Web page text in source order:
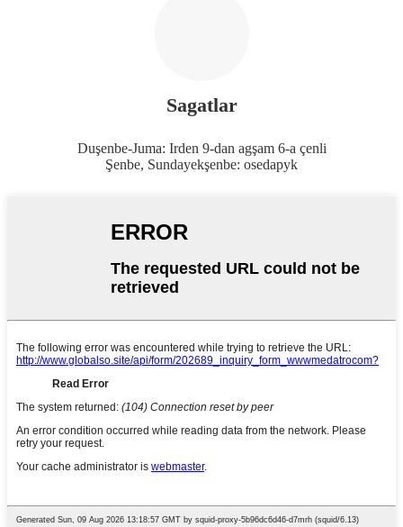
Sagatlar
Duşenbe-Juma: Irden 9-dan agşam 6-a çenli
Şenbe, Sundayekşenbe: osedapyk